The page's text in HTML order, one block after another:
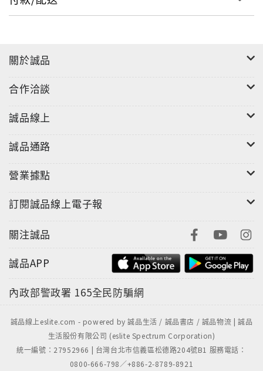
即使這條路走得異常辛苦，但他們堅持、而且互助。
的胚芽餅；
還有里仁如何透過農產輔導、商品開發、食品檢驗和理
這些人的努力，讓台灣不是鬼島，而是有機會成為亞洲
「利他，才是最大的自利。難的、沒人要做的，才正需
要我們去做。」－－日常老法師
透過《誠食》，讓我們找回街頭巷尾的信任。
關於誠品
合作洽談
誠品線上
誠品通路
營業據點
訂閱誠品線上電子報
關注誠品
誠品APP
內政部警政署 165全民防騙網
誠品線上eslite.com - powered by 誠品生活 / 誠品書店 / 誠品物流 | 誠品
生活股份有限公司 (eslite Spectrum Corporation)
統一編號：27952966 | 台灣台北市信義區松德路204號B1 服務電話：
0800-666-798／+886-2-8789-8921